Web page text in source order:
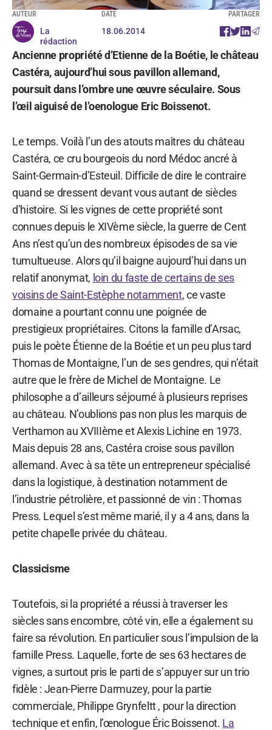
AUTEUR
La
rédaction
DATE
18.06.2014
PARTAGER
Ancienne propriété d’Etienne de la Boétie, le château
Castéra, aujourd’hui sous pavillon allemand,
poursuit dans l’ombre une œuvre séculaire. Sous
l’œil aiguisé de l’oenologue Eric Boissenot.
Le temps. Voilà l’un des atouts maîtres du château
Castéra, ce cru bourgeois du nord Médoc ancré à
Saint-Germain-d’Esteuil. Difficile de dire le contraire
quand se dressent devant vous autant de siècles
d’histoire. Si les vignes de cette propriété sont
connues depuis le XIVème siècle, la guerre de Cent
Ans n’est qu’un des nombreux épisodes de sa vie
tumultueuse. Alors qu’il baigne aujourd’hui dans un
relatif anonymat, loin du faste de certains de ses
voisins de Saint-Estèphe notamment, ce vaste
domaine a pourtant connu une poignée de
prestigieux propriétaires. Citons la famille d’Arsac,
puis le poète Étienne de la Boétie et un peu plus tard
Thomas de Montaigne, l’un de ses gendres, qui n’était
autre que le frère de Michel de Montaigne. Le
philosophe a d’ailleurs séjourné à plusieurs reprises
au château. N’oublions pas non plus les marquis de
Verthamon au XVIIIème et Alexis Lichine en 1973.
Mais depuis 28 ans, Castéra croise sous pavillon
allemand. Avec à sa tête un entrepreneur spécialisé
dans la logistique, à destination notamment de
l’industrie pétrolière, et passionné de vin : Thomas
Press. Lequel s’est même marié, il y a 4 ans, dans la
petite chapelle privée du château.
Classicisme
Toutefois, si la propriété a réussi à traverser les
siècles sans encombre, côté vin, elle a également su
faire sa révolution. En particulier sous l’impulsion de la
famille Press. Laquelle, forte de ses 63 hectares de
vignes, a surtout pris le parti de s’appuyer sur un trio
fidèle : Jean-Pierre Darmuzey, pour la partie
commerciale, Philippe Grynfeltt , pour la direction
technique et enfin, l’œnologue Éric Boissenot. La